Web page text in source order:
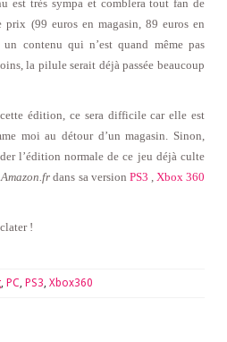
est très sympa et comblera tout fan de
(99 euros en magasin, 89 euros en
contenu qui n’est quand même pas
la pilule serait déjà passée beaucoup
édition, ce sera difficile car elle est
moi au détour d’un magasin. Sinon,
l’édition normale de ce jeu déjà culte
Amazon.fr dans sa version PS3
Xbox 360
!
, PC, PS3, Xbox360